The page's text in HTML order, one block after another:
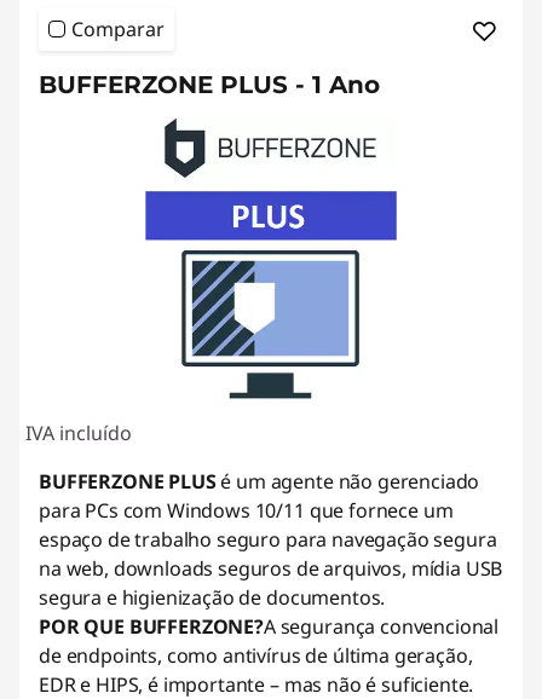
Comparar
BUFFERZONE PLUS - 1 Ano
IVA incluído
BUFFERZONE PLUSé um agente não gerenciado
para PCs com Windows 10/11 que fornece um
espaço de trabalho seguro para navegação segura
na web, downloads seguros de arquivos, mídia USB
segura e higienização de documentos.
POR QUE BUFFERZONE?A segurança convencional
de endpoints, como antivírus de última geração,
EDR e HIPS, é importante – mas não é suficiente.